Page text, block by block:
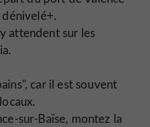
attendent sur les
car il est souvent
sur-Baïse, montez la